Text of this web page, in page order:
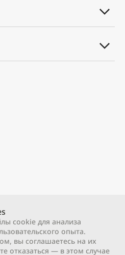
cookie для анализа
опыта.
вы соглашаетесь на их
отказаться — в этом случае